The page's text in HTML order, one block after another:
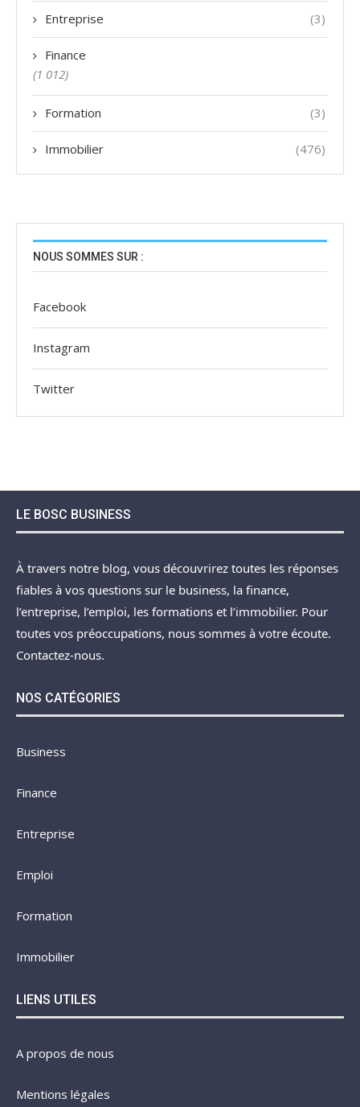
Entreprise (3)
Finance
(1 012)
Formation (3)
Immobilier (476)
NOUS SOMMES SUR :
Facebook
Instagram
Twitter
LE BOSC BUSINESS
À travers notre blog, vous découvrirez toutes les réponses
fiables à vos questions sur le business, la finance,
l’entreprise, l’emploi, les formations et l’immobilier. Pour
toutes vos préoccupations, nous sommes à votre écoute.
Contactez-nous.
NOS CATÉGORIES
Business
Finance
Entreprise
Emploi
Formation
Immobilier
LIENS UTILES
A propos de nous
Mentions légales